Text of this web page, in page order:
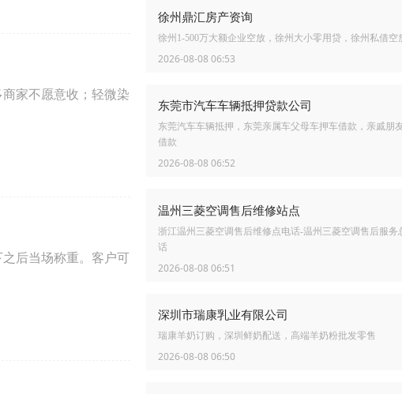
家不愿意收；轻微染
后当场称重。客户可
徐州鼎汇房产资询
徐州1-500万大额企业空放，徐州大小零用贷，徐州私借空
2026-08-08 06:53
东莞市汽车车辆抵押贷款公司
东莞汽车车辆抵押，东莞亲属车父母车押车借款，亲戚朋
借款
2026-08-08 06:52
温州三菱空调售后维修站点
浙江温州三菱空调售后维修点电话-温州三菱空调售后服务
话
2026-08-08 06:51
深圳市瑞康乳业有限公司
瑞康羊奶订购，深圳鲜奶配送，高端羊奶粉批发零售
2026-08-08 06:50